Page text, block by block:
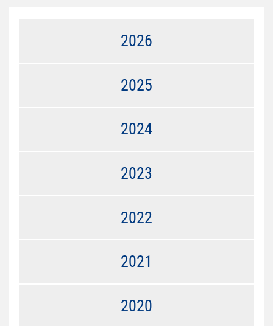
2026
2025
2024
2023
2022
2021
2020